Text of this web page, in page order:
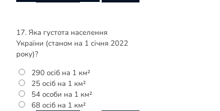
17. Яка густота населення
України (станом на 1 січня 2022
року)?
290 осіб на 1 км²
25 осіб на 1 км²
54 особи на 1 км²
68 осіб на 1 км²